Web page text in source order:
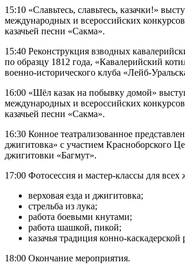
15:10 «Славьтесь, славьтесь, казачки!»
международных и всероссийских
казачьей песни «Сакма».
15:40 Реконструкция взводных
по образцу 1812 года, «Кавалерийский
военно-исторического клуба «Лейб-
16:00 «Шёл казак на побывку домой»
международных и всероссийских
казачьей песни «Сакма».
16:30 Конное театрализованное
джигитовка» с участием Красноборского
джигитовки «Багмут».
17:00 Фотосессия и мастер-классы для
верховая езда и джигитовка;
стрельба из лука;
работа боевыми кнутами;
работа шашкой, пикой;
казачья традиция конно-каскадерской
18:00 Окончание мероприятия.